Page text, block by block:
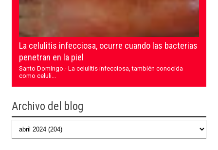
La celulitis infecciosa, ocurre cuando las bacterias
penetran en la piel
Santo Domingo.- La celulitis infecciosa, también conocida
como celuli...
Archivo del blog